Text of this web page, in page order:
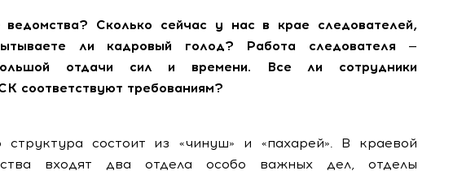
ведомства? Сколько сейчас у нас в крае следователей,
ли кадровый голод? Работа следователя —
отдачи сил и времени. Все ли сотрудники
соответствуют требованиям?
состоит из «чинуш» и «пахарей». В краевой
входят два отдела особо важных дел, отделы